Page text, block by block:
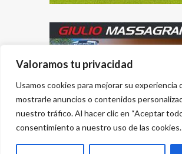
Valoramos tu privacidad
Usamos cookies para mejorar su experiencia
mostrarle anuncios o contenidos
nuestro tráfico. Al hacer clic en “Aceptar
consentimiento a nuestro uso de las cookies.